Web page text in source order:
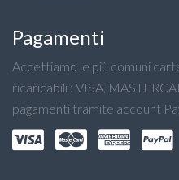
Pagamenti
Accettiamo le più comuni
ricaricabili : VISA,
pagamenti tramite account